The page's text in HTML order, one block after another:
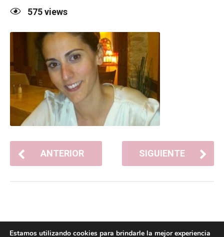
575views
ANTERIOR SIGUIENTE
Estamos utilizando cookies para brindarle la mejor experiencia